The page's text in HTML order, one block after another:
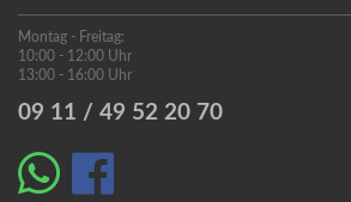
Montag - Freitag:
10:00 - 12:00 Uhr
13:00 - 16:00 Uhr
09 11 / 49 52 20 70